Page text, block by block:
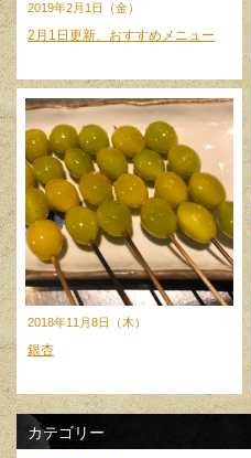
2019年2月1日（金）
2月1日更新、おすすめメニュー
2018年11月8日（木）
銀杏
カテゴリー